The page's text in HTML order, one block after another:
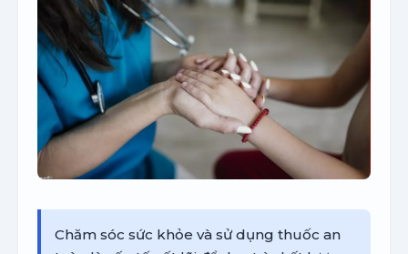
Chăm sóc sức khỏe và sử dụng thuốc an